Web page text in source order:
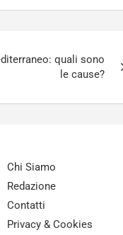
quali sono
le cause?
Chi Siamo
Redazione
Contatti
Privacy & Cookies